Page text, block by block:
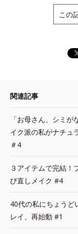
この
関連記事
「お母さん、シミ
イク派の私がナチュ
＃4
３アイテムで完結！
び直しメイク #4
40代の私にちょうど
レイ、再始動 #1